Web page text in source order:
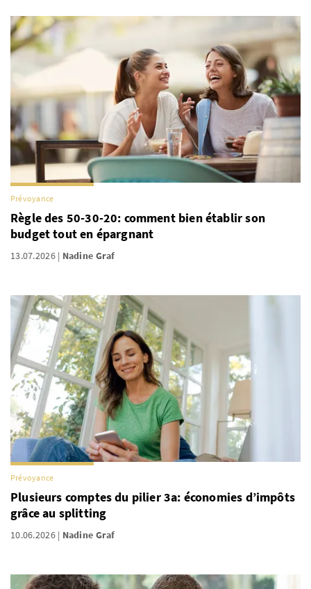
Prévoyance
Règle des 50-30-20: comment bien établir son
budget tout en épargnant
13.07.2026 Nadine Graf
Prévoyance
Plusieurs comptes du pilier 3a: économies d’impôts
grâce au splitting
10.06.2026 Nadine Graf